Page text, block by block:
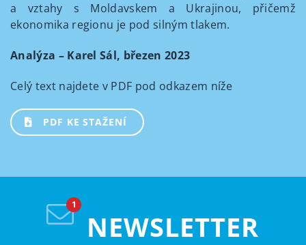
a vztahy s Moldavskem a Ukrajinou, přičemž
ekonomika regionu je pod silným tlakem.
Analýza – Karel Sál, březen 2023
Celý text najdete v PDF pod odkazem níže
PDF KE STAŽENÍ
NEWSLETTER